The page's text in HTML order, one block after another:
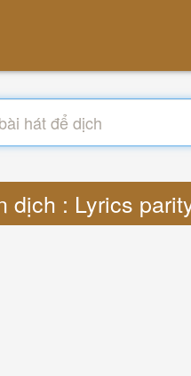
dịch : Lyrics